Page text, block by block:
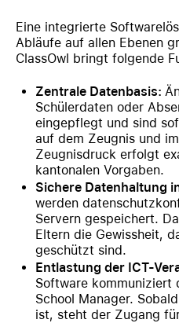
Eine integrierte
Abläufe auf allen Ebenen
ClassOwl bringt folgende
Zentrale Datenbasis:
Schülerdaten oder
eingepflegt und sind
auf dem Zeugnis und
Zeugnisdruck erfolgt
kantonalen Vorgaben.
Sichere Datenhaltung
werden
Servern gespeichert.
Eltern die Gewissheit,
geschützt sind.
Entlastung der ICT-
Software
School Manager.
ist, steht der Zugang